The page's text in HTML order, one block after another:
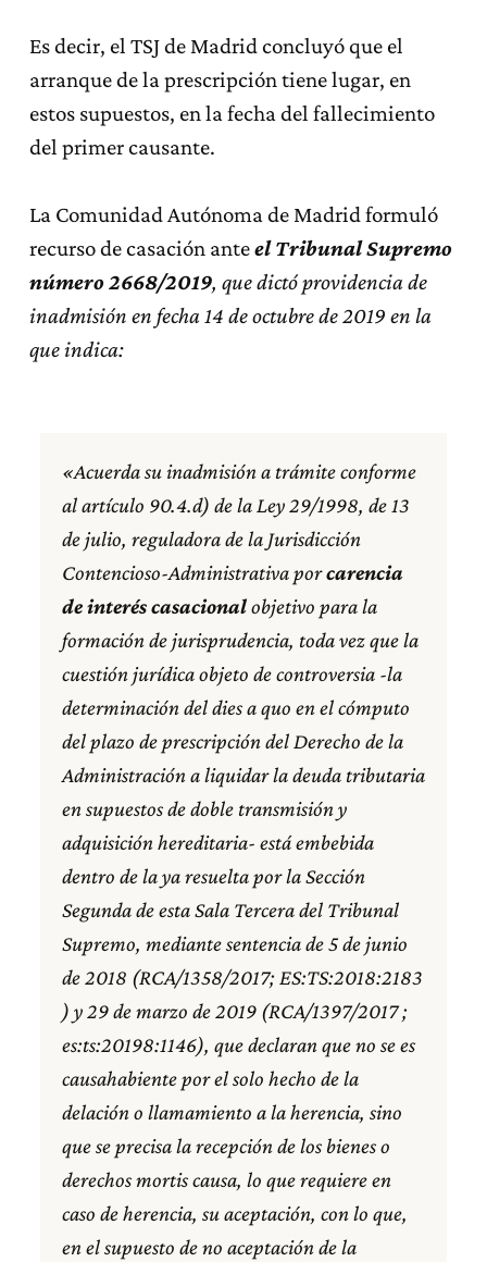
Es decir, el TSJ de Madrid concluyó que el
arranque de la prescripción tiene lugar, en
estos supuestos, en la fecha del fallecimiento
del primer causante.
La Comunidad Autónoma de Madrid formuló
recurso de casación anteel Tribunal Supremo
número 2668/2019, que dictó providencia de
inadmisión en fecha 14 de octubre de 2019 en la
que indica:
«Acuerda su inadmisión a trámite conforme
al artículo 90.4.d) de la Ley 29/1998, de 13
de julio, reguladora de la Jurisdicción
Contencioso-Administrativa porcarencia
de interés casacionalobjetivo para la
formación de jurisprudencia, toda vez que la
cuestión jurídica objeto de controversia -la
determinación del dies a quo en el cómputo
del plazo de prescripción del Derecho de la
Administración a liquidar la deuda tributaria
en supuestos de doble transmisión y
adquisición hereditaria- está embebida
dentro de la ya resuelta por la Sección
Segunda de esta Sala Tercera del Tribunal
Supremo, mediante sentencia de 5 de junio
de 2018 (RCA/1358/2017; ES:TS:2018:2183
) y 29 de marzo de 2019 (RCA/1397/2017 ;
es:ts:20198:1146), que declaran que no se es
causahabiente por el solo hecho de la
delación o llamamiento a la herencia, sino
que se precisa la recepción de los bienes o
derechos mortis causa, lo que requiere en
caso de herencia, su aceptación, con lo que,
en el supuesto de no aceptación de la